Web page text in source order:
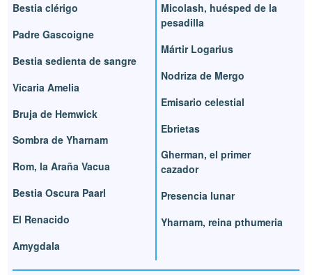
Bestia clérigo
Padre Gascoigne
Bestia sedienta de sangre
Vicaria Amelia
Bruja de Hemwick
Sombra de Yharnam
Rom, la Araña Vacua
Bestia Oscura Paarl
El Renacido
Amygdala
Micolash, huésped de la
pesadilla
Mártir Logarius
Nodriza de Mergo
Emisario celestial
Ebrietas
Gherman, el primer
cazador
Presencia lunar
Yharnam, reina pthumeria